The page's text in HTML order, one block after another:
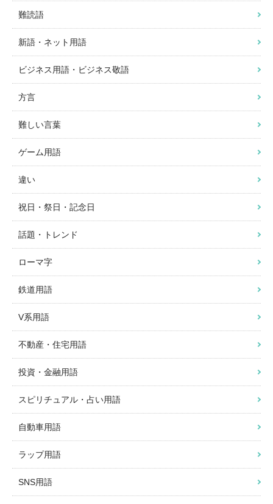
難読語
新語・ネット用語
ビジネス用語・ビジネス敬語
方言
難しい言葉
ゲーム用語
違い
祝日・祭日・記念日
話題・トレンド
ローマ字
鉄道用語
V系用語
不動産・住宅用語
投資・金融用語
スピリチュアル・占い用語
自動車用語
ラップ用語
SNS用語